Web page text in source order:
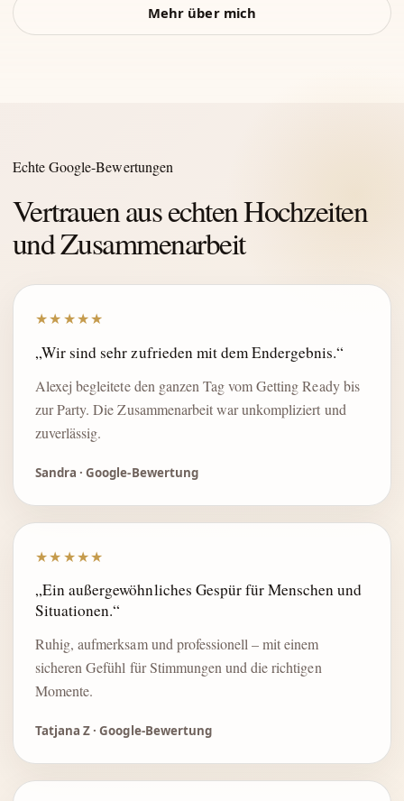
Mehr über mich
Echte Google-Bewertungen
Vertrauen aus echten Hochzeiten
und Zusammenarbeit
★★★★★
„Wir sind sehr zufrieden mit dem Endergebnis.“
Alexej begleitete den ganzen Tag vom Getting Ready bis
zur Party. Die Zusammenarbeit war unkompliziert und
zuverlässig.
Sandra · Google-Bewertung
★★★★★
„Ein außergewöhnliches Gespür für Menschen und
Situationen.“
Ruhig, aufmerksam und professionell – mit einem
sicheren Gefühl für Stimmungen und die richtigen
Momente.
Tatjana Z · Google-Bewertung